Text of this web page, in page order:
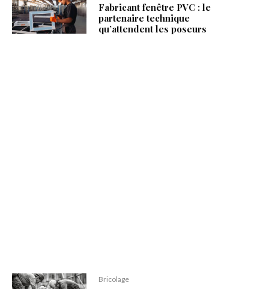
Fabricant fenêtre PVC : le
partenaire technique
qu’attendent les poseurs
Bricolage